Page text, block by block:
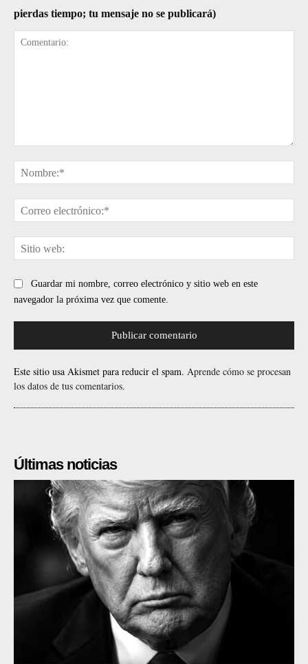
pierdas tiempo; tu mensaje no se publicará)
Guardar mi nombre, correo electrónico y sitio web en este
navegador la próxima vez que comente.
Este sitio usa Akismet para reducir el spam. Aprende cómo se procesan
los datos de tus comentarios.
Últimas noticias